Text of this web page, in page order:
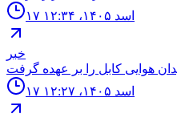
۱۷ اسد ۱۴۰۵، ۱۲:۳۴
خبر
۱۷ اسد ۱۴۰۵، ۱۲:۲۷